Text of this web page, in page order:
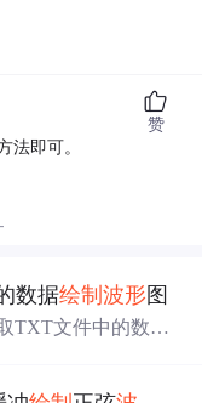
法即可。
赞
数据绘制波形 图
TXT文件中的数